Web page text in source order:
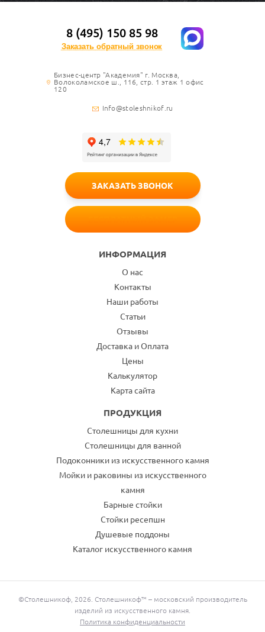
8 (495) 150 85 98
Заказать обратный звонок
Бизнес-центр "Академия" г. Москва,
Волоколамское ш., 116, стр. 1 этаж 1 офис
120
Info@stoleshnikof.ru
ИНФОРМАЦИЯ
О нас
Контакты
Наши работы
Статьи
Отзывы
Доставка и Оплата
Цены
Калькулятор
Карта сайта
ПРОДУКЦИЯ
Столешницы для кухни
Столешницы для ванной
Подоконники из искусственного камня
Мойки и раковины из искусственного
камня
Барные стойки
Стойки ресепшн
Душевые поддоны
Каталог искусственного камня
ЗАКАЗАТЬ ЗВОНОК
©Столешникоф, 2026. Столешникоф™ – московский производитель
изделий из искусственного камня.
Политика конфиденциальности